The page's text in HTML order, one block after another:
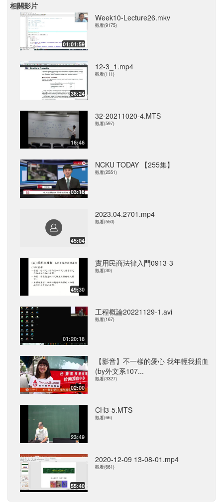
相關影片
01:01:59
Week10-Lecture26.mkv
觀看(9175)
36:24
12-3_1.mp4
觀看(111)
16:46
32-20211020-4.MTS
觀看(597)
03:18
NCKU TODAY 【255集】
觀看(2551)
45:04
2023.04.2701.mp4
觀看(550)
49:30
實用民商法律入門0913-3
觀看(30)
01:20:18
工程概論20221129-1.avi
觀看(167)
02:00
【影音】不一樣的愛心 我年輕我捐血
(by外文系107...
觀看(3327)
23:49
CH3-5.MTS
觀看(66)
55:40
2020-12-09 13-08-01.mp4
觀看(661)